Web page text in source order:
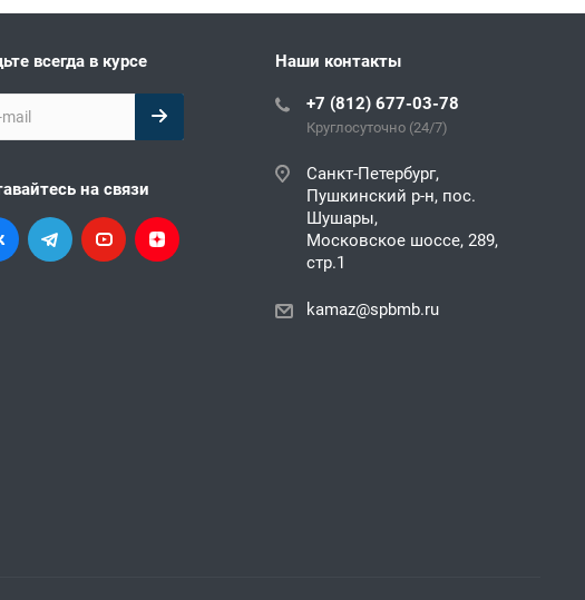
всегда в курсе
на связи
Наши контакты
+7 (812) 677-03-78
Круглосуточно (24/7)
Санкт-Петербург,
Пушкинский р-н, пос.
Шушары,
Московское шоссе, 289,
стр.1
kamaz@spbmb.ru